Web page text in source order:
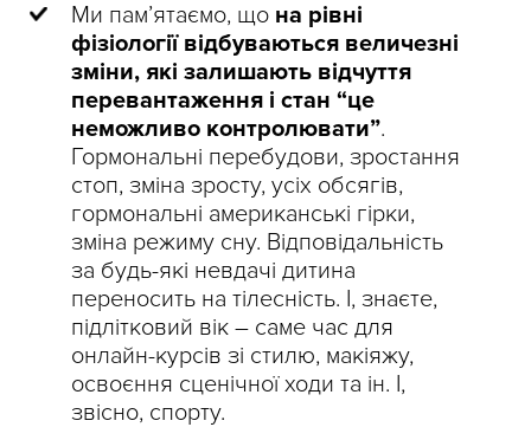
Ми пам’ятаємо, що на рівні
фізіології відбуваються величезні
зміни, які залишають відчуття
перевантаження і стан “це
неможливо контролювати”.
Гормональні перебудови, зростання
стоп, зміна зросту, усіх обсягів,
гормональні американські гірки,
зміна режиму сну. Відповідальність
за будь-які невдачі дитина
переносить на тілесність. І, знаєте,
підлітковий вік – саме час для
онлайн-курсів зі стилю, макіяжу,
освоєння сценічної ходи та ін. І,
звісно, спорту.